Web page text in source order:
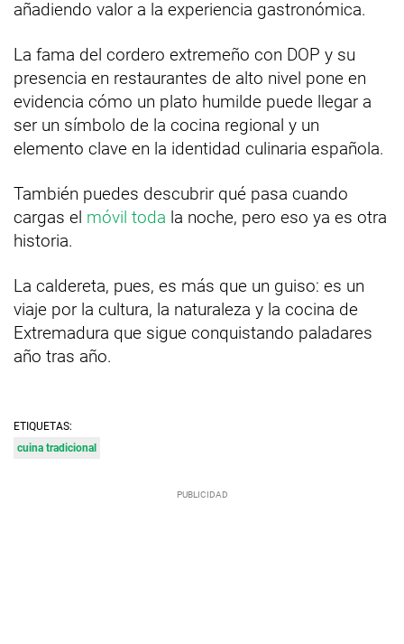
añadiendo valor a la experiencia gastronómica.
La fama del cordero extremeño con DOP y su
presencia en restaurantes de alto nivel pone en
evidencia cómo un plato humilde puede llegar a
ser un símbolo de la cocina regional y un
elemento clave en la identidad culinaria española.
También puedes descubrir qué pasa cuando
cargas el móvil toda la noche, pero eso ya es otra
historia.
La caldereta, pues, es más que un guiso: es un
viaje por la cultura, la naturaleza y la cocina de
Extremadura que sigue conquistando paladares
año tras año.
ETIQUETAS:
cuina tradicional